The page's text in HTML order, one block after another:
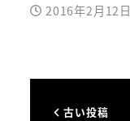
投稿日
2016年2月12日
古い投稿